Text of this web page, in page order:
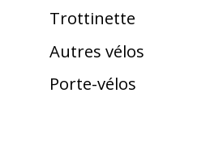
Trottinette
Autres vélos
Porte-vélos